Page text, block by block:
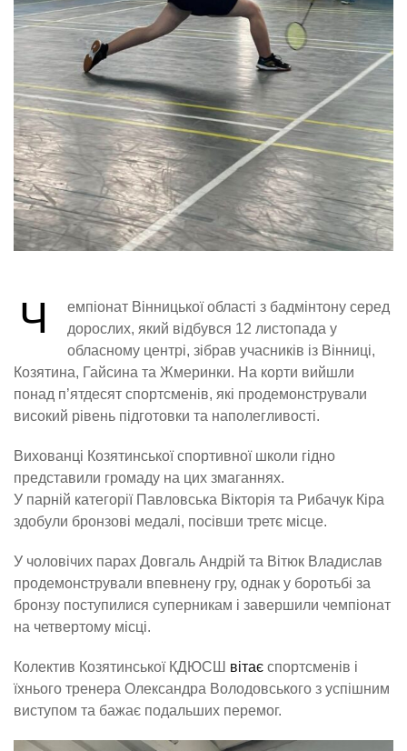
Ч
емпіонат Вінницької області з бадмінтону серед
дорослих, який відбувся 12 листопада у
обласному центрі, зібрав учасників із Вінниці,
Козятина, Гайсина та Жмеринки. На корти вийшли
понад п’ятдесят спортсменів, які продемонстрували
високий рівень підготовки та наполегливості.
Вихованці Козятинської спортивної школи гідно
представили громаду на цих змаганнях.
У парній категорії Павловська Вікторія та Рибачук Кіра
здобули бронзові медалі, посівши третє місце.
У чоловічих парах Довгаль Андрій та Вітюк Владислав
продемонстрували впевнену гру, однак у боротьбі за
бронзу поступилися суперникам і завершили чемпіонат
на четвертому місці.
Колектив Козятинської КДЮСШ вітає спортсменів і
їхнього тренера Олександра Володовського з успішним
виступом та бажає подальших перемог.